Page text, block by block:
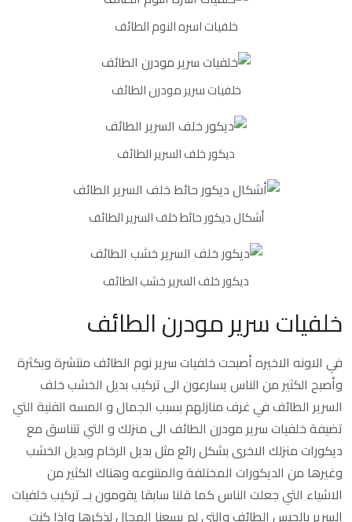
خلفيات اسره النوم الطائف
خلفيات سرير مودرن الطائف
ديكور خلف السرير الطائف
أشكال ديكور حائط خلف السرير الطائف
ديكور خلف السرير خشب الطائف
خلفيات سرير مودرن الطائف
في الاونه الاخيره أصبحت خلفيات سرير نوم الطائف منتشرة وبكثرة
وأصبح الكثير من الناس يسارعون الى تركيب بديل الخشب خلف
السرير الطائف في غرف منازلهم بسبب الجمال و المسه الفنية التي
تضيفة خلفيات سرير مودرن الطائف الى منزلك و التي تتناسق مع
ديكورات منزلك الاخرى بشكل رائع مثل بديل الرخام وبديل الخشب
وغيرها من الديكورات المختلفة والمتنوعه وهناك الكثير من
الاشياء التي جعلت الناس كما قلنا سابقا يقومون بــ تركيب خلفيات
السرير بالجبس الطائف والتى لم يسعنا المجال لذكرها واذا كنت